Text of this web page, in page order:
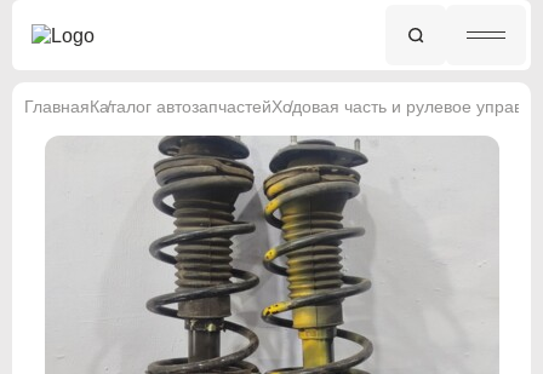
ГлавнаяКаталог автозапчастейХодовая часть и рулевое